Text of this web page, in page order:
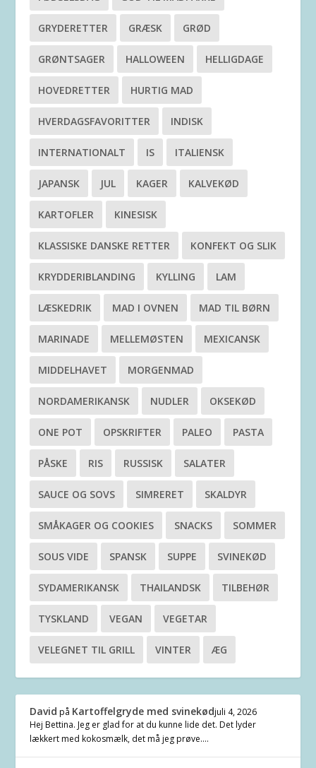
GRYDERETTER GRÆSK GRØD
GRØNTSAGER HALLOWEEN HELLIGDAGE
HOVEDRETTER HURTIG MAD
HVERDAGSFAVORITTER INDISK
INTERNATIONALT IS ITALIENSK
JAPANSK JUL KAGER KALVEKØD
KARTOFLER KINESISK
KLASSISKE DANSKE RETTER KONFEKT OG SLIK
KRYDDERIBLANDING KYLLING LAM
LÆSKEDRIK MAD I OVNEN MAD TIL BØRN
MARINADE MELLEMØSTEN MEXICANSK
MIDDELHAVET MORGENMAD
NORDAMERIKANSK NUDLER OKSEKØD
ONE POT OPSKRIFTER PALEO PASTA
PÅSKE RIS RUSSISK SALATER
SAUCE OG SOVS SIMRERET SKALDYR
SMÅKAGER OG COOKIES SNACKS SOMMER
SOUS VIDE SPANSK SUPPE SVINEKØD
SYDAMERIKANSK THAILANDSK TILBEHØR
TYSKLAND VEGAN VEGETAR
VELEGNET TIL GRILL VINTER ÆG
David på Kartoffelgryde med svinekødjuli 4, 2026
Hej Bettina. Jeg er glad for at du kunne lide det. Det lyder
lækkert med kokosmælk, det må jeg prøve.…